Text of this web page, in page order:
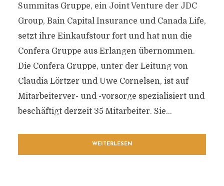
Summitas Gruppe, ein Joint Venture der JDC
Group, Bain Capital Insurance und Canada Life,
setzt ihre Einkaufstour fort und hat nun die
Confera Gruppe aus Erlangen übernommen.
Die Confera Gruppe, unter der Leitung von
Claudia Lörtzer und Uwe Cornelsen, ist auf
Mitarbeiterver- und -vorsorge spezialisiert und
beschäftigt derzeit 35 Mitarbeiter. Sie...
WEITERLESEN